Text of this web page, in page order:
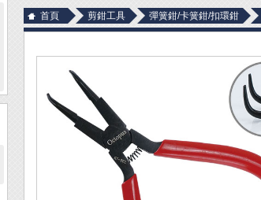
首頁 剪鉗工具 彈簧鉗/卡簧鉗/扣環鉗